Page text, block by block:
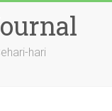
hari